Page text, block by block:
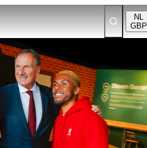
NL
GBP